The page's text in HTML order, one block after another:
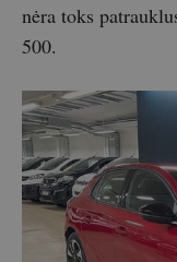
nėra toks
500.